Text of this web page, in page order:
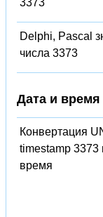
Delphi, Pascal
числа 3373
Дата и время
Конвертация
timestamp 3373
время